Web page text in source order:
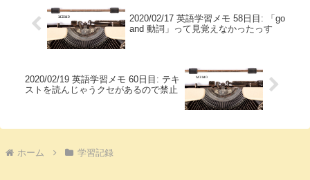
2020/02/17 英語学習メモ 58日目: 「go
and 動詞」って見覚えなかったっす
2020/02/19 英語学習メモ 60日目: テキ
ストを読んじゃうクセがあるので禁止
ホーム 学習記録